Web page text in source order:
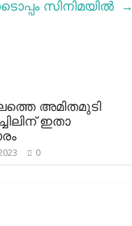
സിനിമയിൽ →
അമിതമുടി
ഇതാ
0